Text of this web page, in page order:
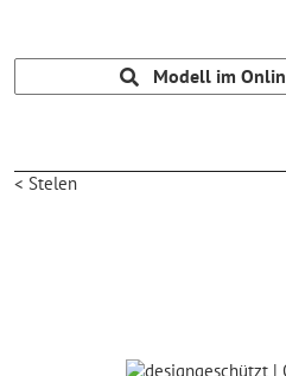
Modell im
< Stelen